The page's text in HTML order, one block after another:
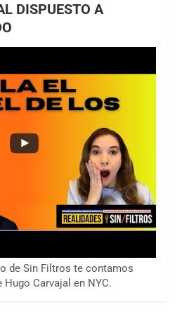
DISPUESTO A
de Sin Filtros te contamos
Carvajal en NYC.